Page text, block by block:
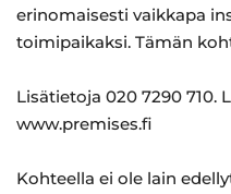
erinomaisesti vaikkapa
toimipaikaksi. Tämän
Lisätietoja 020 7290 710.
www.premises.fi
Kohteella ei ole lain